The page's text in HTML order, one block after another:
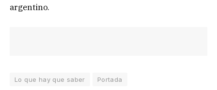
argentino.
Lo que hay que saber Portada